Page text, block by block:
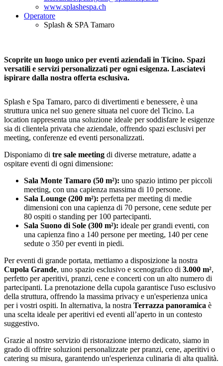
www.splashespa.ch
Operatore
Splash & SPA Tamaro
Scoprite un luogo unico per eventi aziendali in Ticino. Spazi
versatili e servizi personalizzati per ogni esigenza. Lasciatevi
ispirare dalla nostra offerta esclusiva.
Splash e Spa Tamaro, parco di divertimenti e benessere, è una
struttura unica nel suo genere situata nel cuore del Ticino. La
location rappresenta una soluzione ideale per soddisfare le esigenze
sia di clientela privata che aziendale, offrendo spazi esclusivi per
meeting, conferenze ed eventi personalizzati.
Disponiamo di tre sale meeting di diverse metrature, adatte a
ospitare eventi di ogni dimensione:
Sala Monte Tamaro (50 m²): uno spazio intimo per piccoli
meeting, con una capienza massima di 10 persone.
Sala Lounge (200 m²): perfetta per meeting di medie
dimensioni con una capienza di 70 persone, cene sedute per
80 ospiti o standing per 100 partecipanti.
Sala Suono di Sole (300 m²): ideale per grandi eventi, con
una capienza fino a 140 persone per meeting, 140 per cene
sedute o 350 per eventi in piedi.
Per eventi di grande portata, mettiamo a disposizione la nostra
Cupola Grande, uno spazio esclusivo e scenografico di 3.000 m²,
perfetto per aperitivi, pranzi, cene e concerti con un alto numero di
partecipanti. La prenotazione della cupola garantisce l'uso esclusivo
della struttura, offrendo la massima privacy e un'esperienza unica
per i vostri ospiti. In alternativa, la nostra Terrazza panoramica è
una scelta ideale per aperitivi ed eventi all’aperto in un contesto
suggestivo.
Grazie al nostro servizio di ristorazione interno dedicato, siamo in
grado di offrire soluzioni personalizzate per pranzi, cene, aperitivi o
catering su misura, garantendo un'esperienza culinaria di alta qualità.